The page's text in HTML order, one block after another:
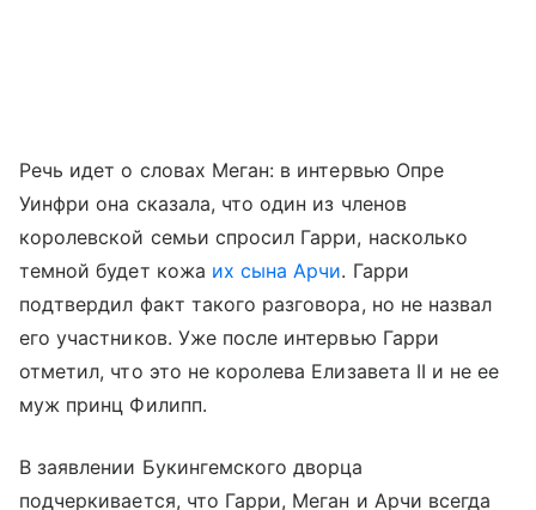
Речь идет о словах Меган: в интервью Опре
Уинфри она сказала, что один из членов
королевской семьи спросил Гарри, насколько
темной будет кожа их сына Арчи. Гарри
подтвердил факт такого разговора, но не назвал
его участников. Уже после интервью Гарри
отметил, что это не королева Елизавета II и не ее
муж принц Филипп.
В заявлении Букингемского дворца
подчеркивается, что Гарри, Меган и Арчи всегда